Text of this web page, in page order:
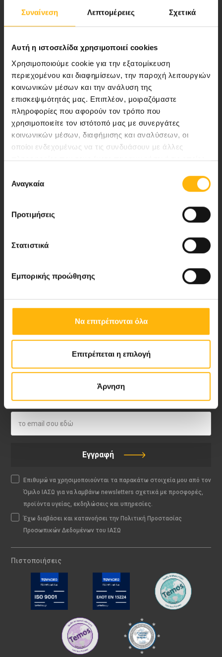
Συναίνεση Λεπτομέρειες Σχετικά
Αυτή η ιστοσελίδα χρησιμοποιεί cookies
Χρησιμοποιούμε cookie για την εξατομίκευση
περιεχομένου και διαφημίσεων, την παροχή λειτουργιών
κοινωνικών μέσων και την ανάλυση της
επισκεψιμότητάς μας. Επιπλέον, μοιραζόμαστε
πληροφορίες που αφορούν τον τρόπο που
χρησιμοποιείτε τον ιστότοπό μας με συνεργάτες
κοινωνικών μέσων, διαφήμισης και αναλύσεων, οι
οποίοι ενδεχομένως να τις συνδυάσουν με άλλες
πληροφορίες που τους έχετε παραχωρήσει ή τις οποίες
των υπηρεσιών τους.
συγκατάθεσης
Αναγκαία
Προτιμήσεις
Στατιστικά
Εμπορικής προώθησης
Να επιτρέπονται όλα
Επιτρέπεται η επιλογή
Άρνηση
Εκδηλώσεις
Λεωφ. Κηφισίας 37-39,
151 23 Μαρούσι, Αθήνα Τηλ. Κέντρο: 210 61 84 000
Email: info@iaso.gr
Νέα - Δελτία Τύπου
Medical Directory
ΙΑΣΩ NEWSLETTER
Εγγραφή
Επιθυμώ να χρησιμοποιούνται τα παρακάτω στοιχεία μου από τον
Όμιλο ΙΑΣΩ για να λαμβάνω newsletters σχετικά με προσφορές,
προϊόντα υγείας, εκδηλώσεις και υπηρεσίες.
Έχω διαβάσει και κατανοήσει την Πολιτική Προστασίας
Προσωπικών Δεδομένων του ΙΑΣΩ
Πιστοποιήσεις